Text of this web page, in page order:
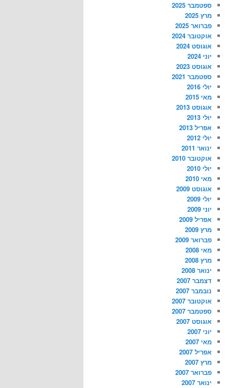
ספטמבר 2025
מרץ 2025
פברואר 2025
אוקטובר 2024
אוגוסט 2024
יוני 2024
אוגוסט 2023
ספטמבר 2021
יולי 2016
מאי 2015
אוגוסט 2013
יולי 2013
אפריל 2013
יולי 2012
ינואר 2011
אוקטובר 2010
יולי 2010
מאי 2010
אוגוסט 2009
יולי 2009
יוני 2009
אפריל 2009
מרץ 2009
פברואר 2009
מאי 2008
מרץ 2008
ינואר 2008
דצמבר 2007
נובמבר 2007
אוקטובר 2007
ספטמבר 2007
אוגוסט 2007
יוני 2007
מאי 2007
אפריל 2007
מרץ 2007
פברואר 2007
ינואר 2007